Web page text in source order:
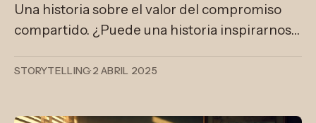
Una historia sobre el valor del compromiso
compartido. ¿Puede una historia inspirarnos a
STORYTELLING·2 ABRIL 2025